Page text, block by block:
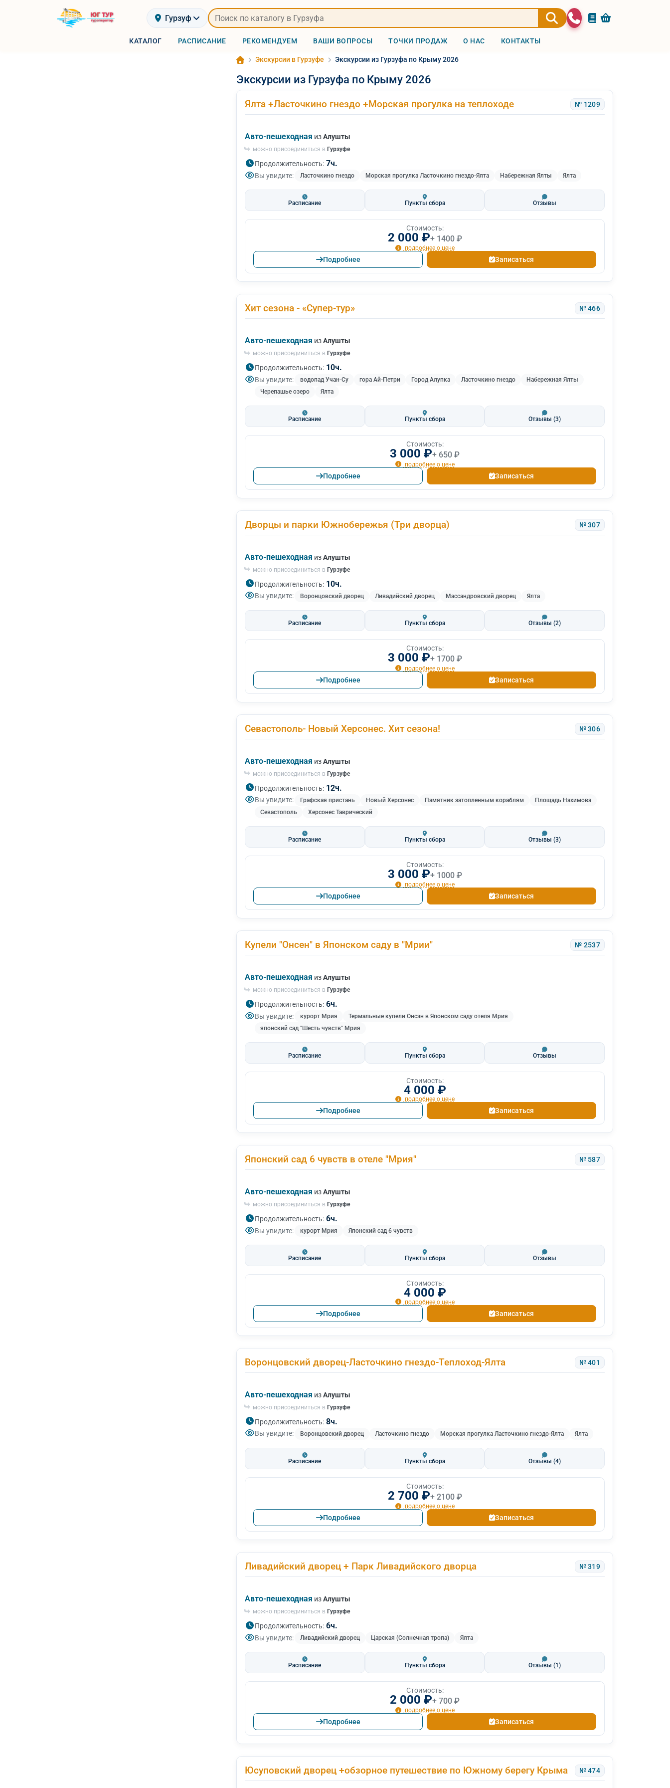
Гурзуф
КАТАЛОГ РАСПИСАНИЕ РЕКОМЕНДУЕМ ВАШИ ВОПРОСЫ ТОЧКИ ПРОДАЖ О НАС КОНТАКТЫ
Экскурсии в Гурзуфе Экскурсии из Гурзуфа по Крыму 2026
Экскурсии из Гурзуфа по Крыму 2026
Ялта +Ласточкино гнездо +Морская прогулка на теплоходе № 1209
Авто-пешеходная изАлушты
можно присоединиться в Гурзуфе
Продолжительность: 7ч.
Вы увидите: Ласточкино гнездо Морская прогулка Ласточкино гнездо-Ялта Набережная Ялты Ялта
Расписание Пункты сбора Отзывы
Стоимость:
2 000 ₽+ 1400 ₽
подробнее о цене
Подробнее Записаться
Хит сезона - «Супер-тур» № 466
Авто-пешеходная изАлушты
можно присоединиться в Гурзуфе
Продолжительность: 10ч.
Вы увидите: водопад Учан-Су гора Ай-Петри Город Алупка Ласточкино гнездо
Набережная Ялты
Черепашье озеро
Ялта
Расписание Пункты сбора Отзывы(3)
Стоимость:
3 000 ₽+ 650 ₽
подробнее о цене
Подробнее Записаться
Дворцы и парки Южнобережья (Три дворца) № 307
Авто-пешеходная изАлушты
можно присоединиться в Гурзуфе
Продолжительность: 10ч.
Вы увидите: Воронцовский дворец Ливадийский дворец Массандровский дворец Ялта
Расписание Пункты сбора Отзывы(2)
Стоимость:
3 000 ₽+ 1700 ₽
подробнее о цене
Подробнее Записаться
Севастополь- Новый Херсонес. Хит сезона! № 306
Авто-пешеходная изАлушты
можно присоединиться в Гурзуфе
Продолжительность: 12ч.
Вы увидите: Графская пристань Новый Херсонес Памятник затопленным кораблям
Площадь Нахимова
Севастополь
Херсонес Таврический
Расписание Пункты сбора Отзывы(3)
Стоимость:
3 000 ₽+ 1000 ₽
подробнее о цене
Подробнее Записаться
Купели "Онсен" в Японском саду в "Мрии" № 2537
Авто-пешеходная изАлушты
можно присоединиться в Гурзуфе
Продолжительность: 6ч.
Вы увидите: курорт Мрия
Термальные купели Онсэн в Японском саду отеля Мрия
японский сад "Шесть чувств" Мрия
Расписание Пункты сбора Отзывы
Стоимость:
4 000 ₽
подробнее о цене
Подробнее Записаться
Японский сад 6 чувств в отеле "Мрия" № 587
Авто-пешеходная изАлушты
можно присоединиться в Гурзуфе
Продолжительность: 6ч.
Вы увидите: курорт Мрия Японский сад 6 чувств
Расписание Пункты сбора Отзывы
Стоимость:
4 000 ₽
подробнее о цене
Подробнее Записаться
Воронцовский дворец-Ласточкино гнездо-Теплоход-Ялта № 401
Авто-пешеходная изАлушты
можно присоединиться в Гурзуфе
Продолжительность: 8ч.
Вы увидите: Воронцовский дворец Ласточкино гнездо Морская прогулка Ласточкино гнездо-Ялта Ялта
Расписание Пункты сбора Отзывы(4)
Стоимость:
2 700 ₽+ 2100 ₽
подробнее о цене
Подробнее Записаться
Ливадийский дворец + Парк Ливадийского дворца № 319
Авто-пешеходная изАлушты
можно присоединиться в Гурзуфе
Продолжительность: 6ч.
Вы увидите: Ливадийский дворец Царская (Солнечная тропа) Ялта
Расписание Пункты сбора Отзывы(1)
Стоимость:
2 000 ₽+ 700 ₽
подробнее о цене
Подробнее Записаться
Юсуповский дворец +обзорное путешествие по Южному берегу Крыма № 474